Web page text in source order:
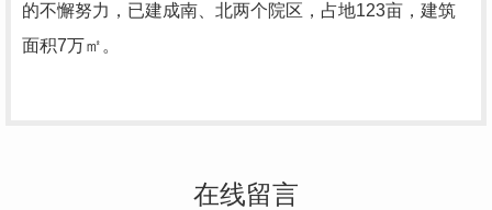
的不懈努力，已建成南、北两个院区，占地123亩，建筑
面积7万㎡。
在线留言